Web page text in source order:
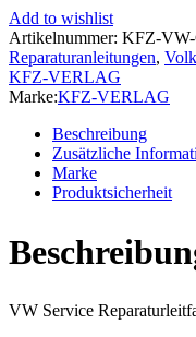
1K
(03-
08)
4-
Zyl.
1,8l
Benzinmotor
Menge
Add to wishlist
Artikelnummer: KFZ-
Reparaturanleitungen,
KFZ-VERLAG
Marke:KFZ-VERLAG
Beschreibung
Zusätzliche
Marke
Produktsicherheit
VW Service